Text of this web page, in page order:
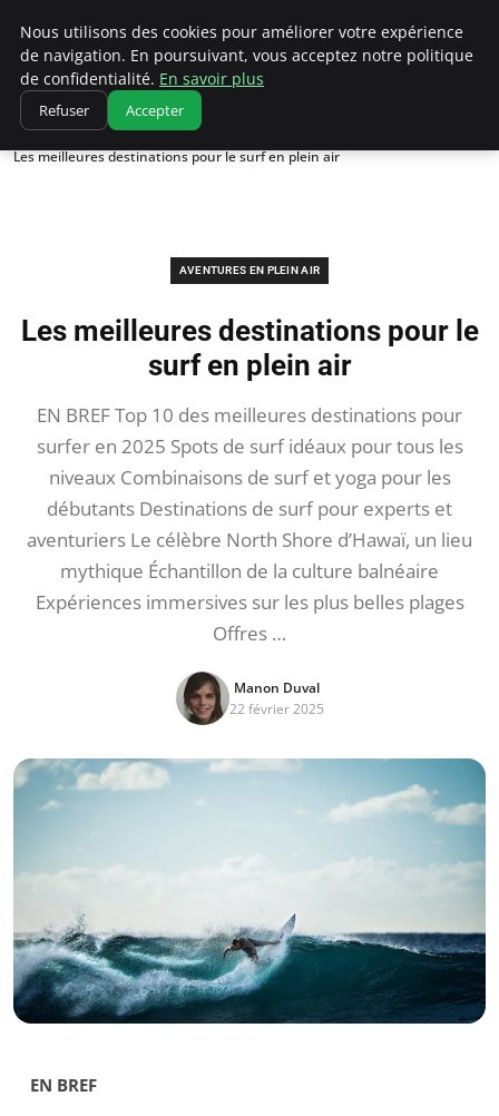
Correze Co
Accueil
Aventures en plein air
Les meilleures destinations pour le surf en plein air
AVENTURES EN PLEIN AIR
Les meilleures destinations pour le
surf en plein air
EN BREF Top 10 des meilleures destinations pour
surfer en 2025 Spots de surf idéaux pour tous les
niveaux Combinaisons de surf et yoga pour les
débutants Destinations de surf pour experts et
aventuriers Le célèbre North Shore d’Hawaï, un lieu
mythique Échantillon de la culture balnéaire
Expériences immersives sur les plus belles plages
Offres …
Manon Duval
22 février 2025
EN BREF
Nous utilisons des cookies pour améliorer votre expérience
de navigation. En poursuivant, vous acceptez notre politique
de confidentialité. En savoir plus
Refuser Accepter